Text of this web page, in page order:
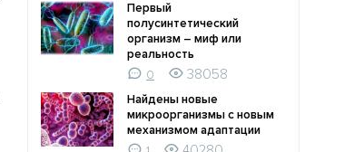
Первый
полусинтетический
организм – миф или
реальность
0
38058
Найдены новые
микроорганизмы с новым
механизмом адаптации